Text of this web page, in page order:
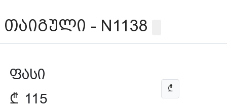
თაიგული - N1138
ფასი
₾ 115
₾